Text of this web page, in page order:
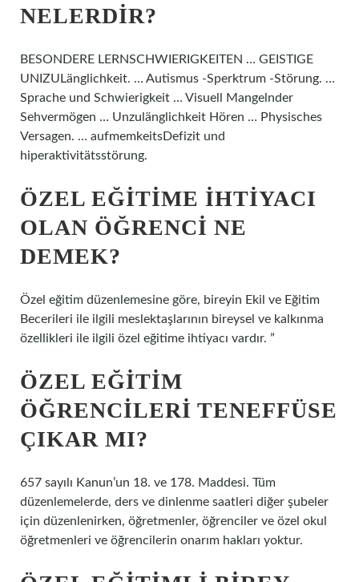
NELERDIR?
BESONDERE LERNSCHWIERIGKEITEN … GEISTIGE
UNIZULänglichkeit. … Autismus -Sperktrum -Störung. …
Sprache und Schwierigkeit … Visuell Mangelnder
Sehvermögen … Unzulänglichkeit Hören … Physisches
Versagen. … aufmemkeitsDefizit und
hiperaktivitätsstörung.
ÖZEL EĞITIME IHTIYACI
OLAN ÖĞRENCI NE
DEMEK?
Özel eğitim düzenlemesine göre, bireyin Ekil ve Eğitim
Becerileri ile ilgili meslektaşlarının bireysel ve kalkınma
özellikleri ile ilgili özel eğitime ihtiyacı vardır. ”
ÖZEL EĞITIM
ÖĞRENCILERI TENEFFÜSE
ÇIKAR MI?
657 sayılı Kanun’un 18. ve 178. Maddesi. Tüm
düzenlemelerde, ders ve dinlenme saatleri diğer şubeler
için düzenlenirken, öğretmenler, öğrenciler ve özel okul
öğretmenleri ve öğrencilerin onarım hakları yoktur.